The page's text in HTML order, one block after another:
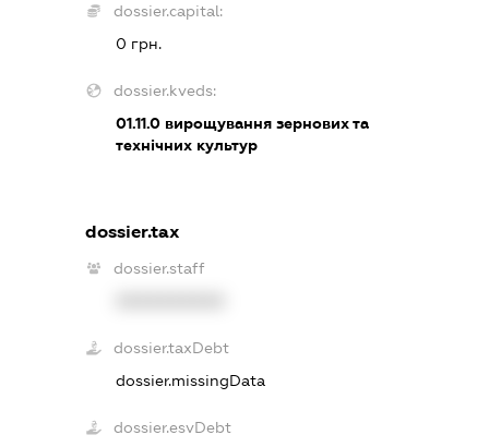
dossier.capital:
0 грн.
dossier.kveds:
01.11.0вирощування зернових та
технічних культур
dossier.tax
dossier.staff
dossier.taxDebt
dossier.missingData
dossier.esvDebt